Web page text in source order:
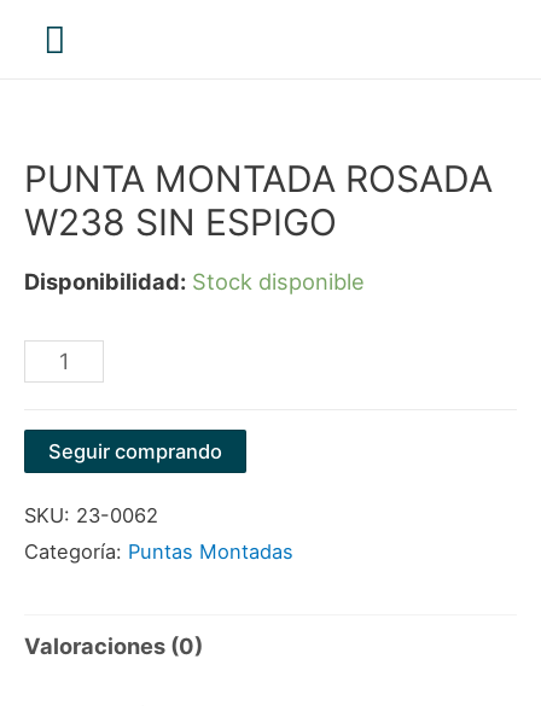
Menú
PUNTA MONTADA ROSADA
W238 SIN ESPIGO
Disponibilidad: Stock disponible
PUNTA
ROSADA
W238
SIN
ESPIGO
Seguir comprando
SKU: 23-0062
Categoría: Puntas Montadas
Valoraciones (0)